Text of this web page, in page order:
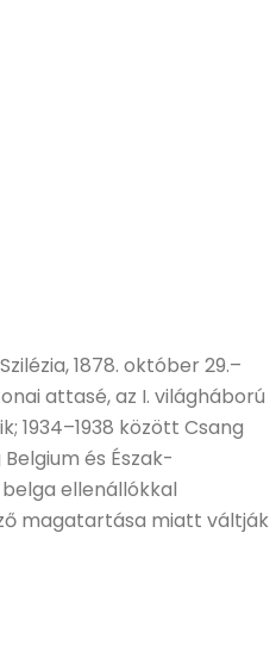
1878. október 29.–
attasé, az I. világháború
1934–1938 között Csang
és Észak-
ellenállókkal
magatartása miatt váltják